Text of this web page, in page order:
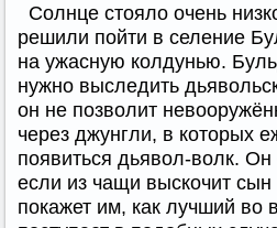
Солнце стояло очень
решили пойти в селение
на ужасную колдунью.
нужно выследить
он не позволит
через джунгли, в которых
появиться дьявол-волк.
если из чащи выскочит
покажет им, как лучший во